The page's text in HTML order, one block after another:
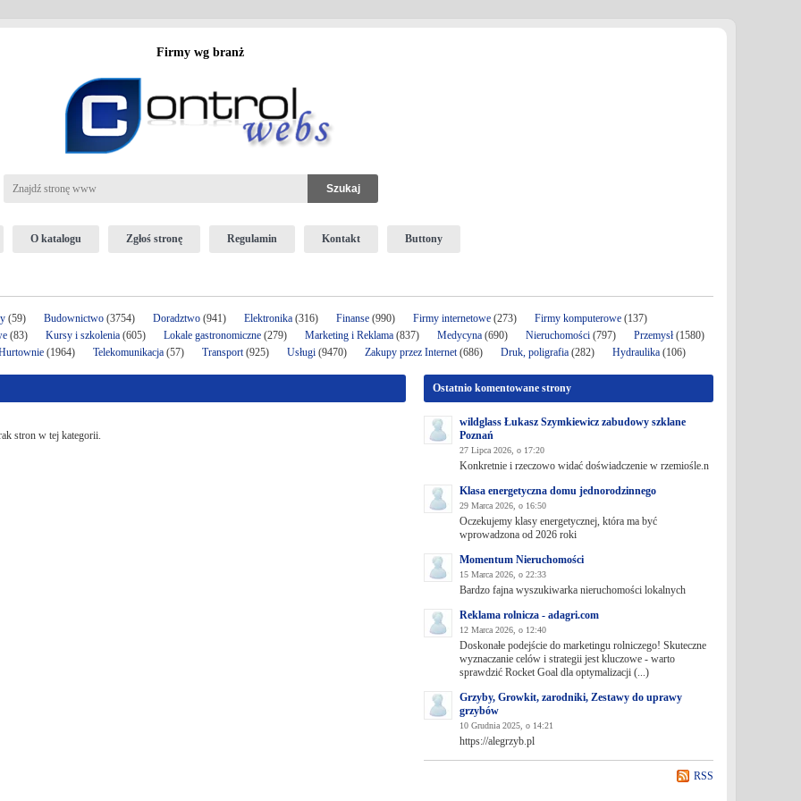
Firmy wg branż
O katalogu Zgłoś stronę Regulamin Kontakt Buttony
(59) Budownictwo (3754) Doradztwo (941) Elektronika (316) Finanse (990) Firmy internetowe (273) Firmy komputerowe (137)
(83) Kursy i szkolenia (605) Lokale gastronomiczne (279) Marketing i Reklama (837) Medycyna (690) Nieruchomości (797) Przemysł(1580)
(1964) Telekomunikacja (57) Transport(925) Usługi (9470) Zakupy przez Internet(686) Druk, poligrafia (282) Hydraulika (106)
stron w tej kategorii.
Ostatnio komentowane strony
wildglass Łukasz Szymkiewicz zabudowy szklane
Poznań
27 Lipca 2026, o 17:20
Konkretnie i rzeczowo widać doświadczenie w rzemiośle.n
Klasa energetyczna domu jednorodzinnego
29 Marca 2026, o 16:50
Oczekujemy klasy energetycznej, która ma być
wprowadzona od 2026 roki
Momentum Nieruchomości
15 Marca 2026, o 22:33
Bardzo fajna wyszukiwarka nieruchomości lokalnych
Reklama rolnicza - adagri.com
12 Marca 2026, o 12:40
Doskonałe podejście do marketingu rolniczego! Skuteczne
wyznaczanie celów i strategii jest kluczowe - warto
sprawdzić Rocket Goal dla optymalizacji (...)
Grzyby, Growkit, zarodniki, Zestawy do uprawy
grzybów
10 Grudnia 2025, o 14:21
https://alegrzyb.pl
RSS